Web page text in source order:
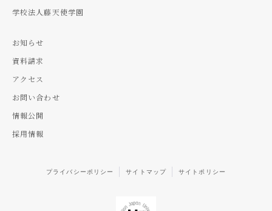
学校法人藤天使学園
お知らせ
資料請求
アクセス
お問い合わせ
情報公開
採用情報
プライバシーポリシー サイトマップ サイトポリシー